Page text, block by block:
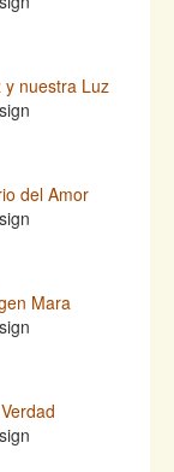
y nuestra Luz
del Amor
Mara